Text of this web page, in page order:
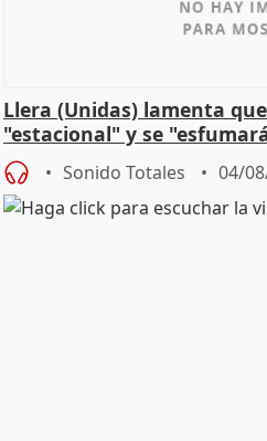
Llera (Unidas) lamenta
"estacional" y se
Sonido Totales 04/